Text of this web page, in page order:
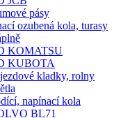
pásy
ozubená kola, turasy
KOMATSU
KUBOTA
kladky, rolny
napínací kola
BL71